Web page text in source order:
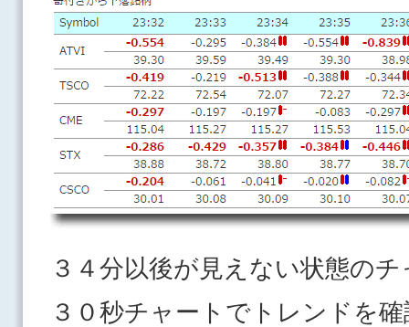
３４分以後が見えない状態の
３０秒チャートでトレンドを